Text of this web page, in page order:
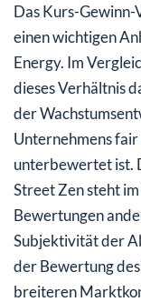
Das Kurs-
einen wichtigen
Energy. Im
dieses Verhältnis
der
Unternehmens
unterbewertet ist.
Street Zen steht
Bewertungen
Subjektivität der
der Bewertung
breiteren